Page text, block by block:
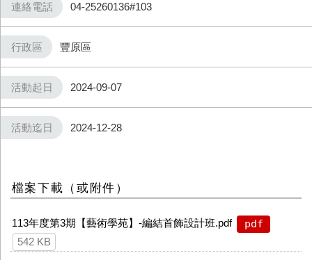
連絡電話 04-25260136#103
行政區 豐原區
活動起日 2024-09-07
活動迄日 2024-12-28
檔案下載（或附件）
113年度第3期【藝術學苑】-編結首飾設計班.pdf pdf
542 KB